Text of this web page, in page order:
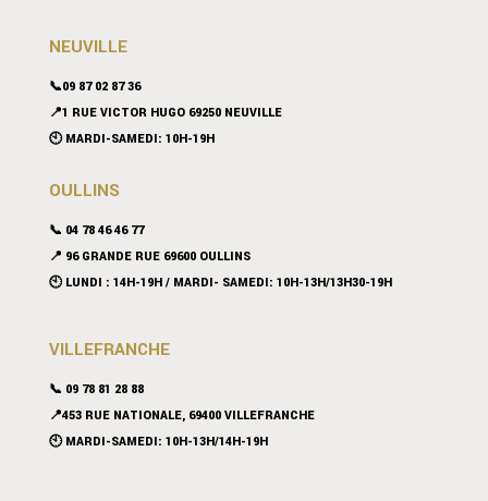
NEUVILLE
📞09 87 02 87 36
📍1 RUE VICTOR HUGO 69250 NEUVILLE
🕙 MARDI-SAMEDI: 10H-19H
OULLINS
📞 04 78 46 46 77
📍 96 GRANDE RUE 69600 OULLINS
🕙 LUNDI : 14H-19H / MARDI- SAMEDI: 10H-13H/13H30-19H
VILLEFRANCHE
📞 09 78 81 28 88
📍453 RUE NATIONALE, 69400 VILLEFRANCHE
🕙 MARDI-SAMEDI: 10H-13H/14H-19H